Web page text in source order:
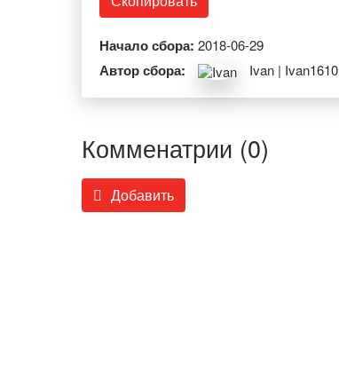
Начало сбора: 2018-06-29
Автор сбора: Ivan | Ivan1610
Комменатрии (0)
Добавить